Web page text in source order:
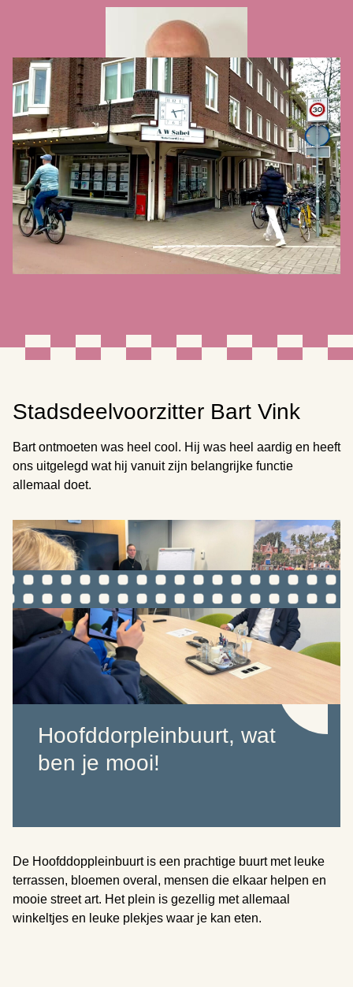
Ze vinden alle drie de bouw in de Hoofddorppleinbuurt erg
mooi. Het is meestal 3 hoog in de smallere straten en 4
hoog in de bredere. De meeste huizen komen uit de jaren
30, wat volgens hun goede bouwjaren zijn.
Stadsdeelvoorzitter Bart Vink
Bart ontmoeten was heel cool. Hij was heel aardig en heeft
ons uitgelegd wat hij vanuit zijn belangrijke functie
allemaal doet.
Hoofddorpleinbuurt, wat
ben je mooi!
De Hoofddoppleinbuurt is een prachtige buurt met leuke
terrassen, bloemen overal, mensen die elkaar helpen en
mooie street art. Het plein is gezellig met allemaal
winkeltjes en leuke plekjes waar je kan eten.